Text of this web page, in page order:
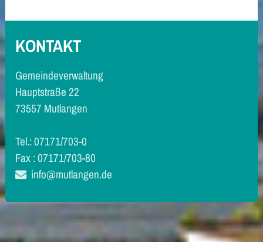
KONTAKT
Gemeindeverwaltung
Hauptstraße 22
73557 Mutlangen
Tel.: 07171/703-0
Fax : 07171/703-80
info@mutlangen.de